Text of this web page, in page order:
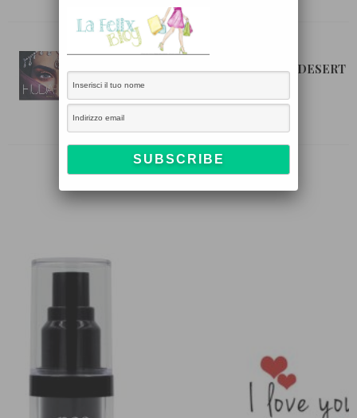
BEAUTY MAKE UP
HUDA BEAUTY PRESENTA LA DESERT
DUSK EYESHADOW PALETTE
1 2 3 … 5